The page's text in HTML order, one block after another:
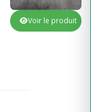
Voir le produit